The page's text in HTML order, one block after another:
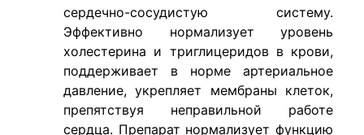
сердечно-сосудистую систему.
Эффективно нормализует уровень
холестерина и триглицеридов в крови,
поддерживает в норме артериальное
давление, укрепляет мембраны клеток,
препятствуя неправильной работе
сердца. Препарат нормализует функцию